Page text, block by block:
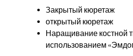
Закрытый кюретаж
открытый кюретаж
Наращивание костной
использованием